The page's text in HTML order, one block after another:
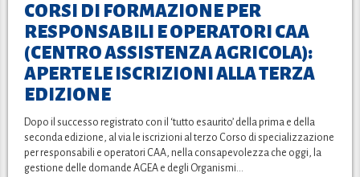
CORSI DI FORMAZIONE PER
RESPONSABILI E OPERATORI CAA
(CENTRO ASSISTENZA AGRICOLA):
APERTE LE ISCRIZIONI ALLA TERZA
EDIZIONE
Dopo il successo registrato con il ‘tutto esaurito’ della prima e della
seconda edizione, al via le iscrizioni al terzo Corso di specializzazione
per responsabili e operatori CAA, nella consapevolezza che oggi, la
gestione delle domande AGEA e degli Organismi…